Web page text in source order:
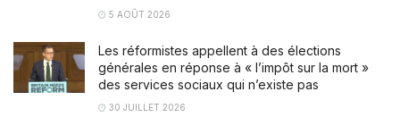
5 AOÛT 2026
Les réformistes appellent à des élections
générales en réponse à « l’impôt sur la mort »
des services sociaux qui n’existe pas
30 JUILLET 2026